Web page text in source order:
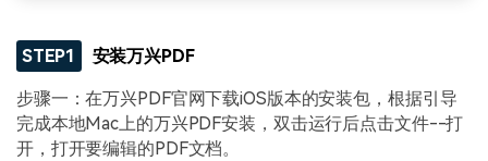
STEP1 安装万兴PDF
步骤一：在万兴PDF官网下载iOS版本的安装包，根据引导
完成本地Mac上的万兴PDF安装，双击运行后点击文件--打
开，打开要编辑的PDF文档。